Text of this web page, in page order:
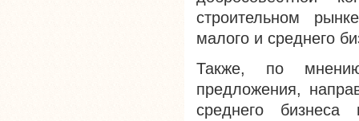
строительном
малого и среднего
Также, по
предложения,
среднего бизнеса